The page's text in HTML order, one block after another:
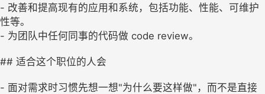
- 改善和提高现有的应用和系统，包括功能、性能、可维护
性等。
- 为团队中任何同事的代码做 code review。
## 适合这个职位的人会
- 面对需求时习惯先想一想"为什么要这样做"，而不是直接